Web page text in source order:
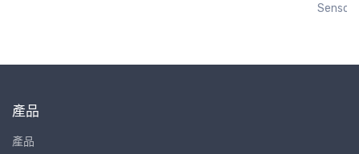
Senso
產品
產品